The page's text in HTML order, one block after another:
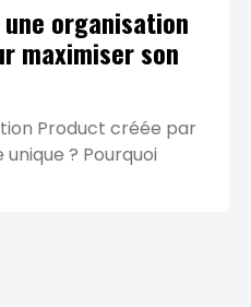
organisation
maximiser son
Product créée par
? Pourquoi